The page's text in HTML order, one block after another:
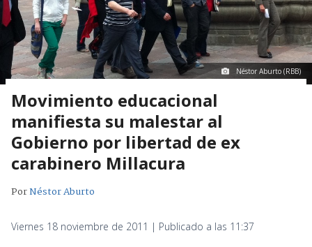
Néstor Aburto (RBB)
Movimiento educacional
manifiesta su malestar al
Gobierno por libertad de ex
carabinero Millacura
PorNéstor Aburto
Viernes 18 noviembre de 2011 | Publicado a las 11:37